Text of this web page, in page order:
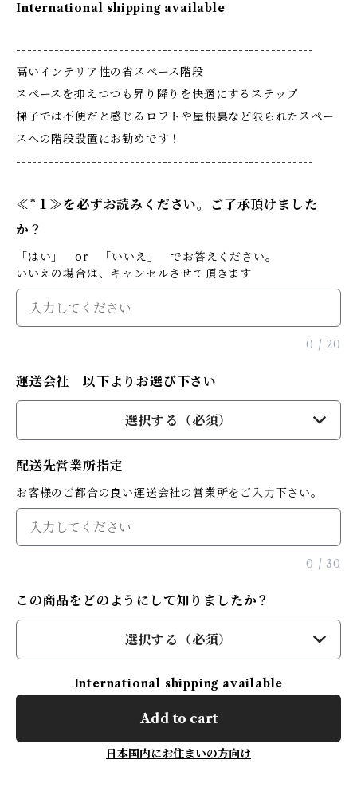
International shipping available
-------------------------------------------------------
高いインテリア性の省スペース階段
スペースを抑えつつも昇り降りを快適にするステップ
梯子では不便だと感じるロフトや屋根裏など限られたスペー
スへの階段設置にお勧めです！
-------------------------------------------------------
≪*１≫を必ずお読みください。ご了承頂けました
か？
「はい」 or 「いいえ」 でお答えください。
いいえの場合は、キャンセルさせて頂きます
0 / 20
運送会社 以下よりお選び下さい
選択する（必須）
配送先営業所指定
お客様のご都合の良い運送会社の営業所をご入力下さい。
0 / 30
この商品をどのようにして知りましたか？
選択する（必須）
International shipping available
Add to cart
日本国内にお住まいの方向け